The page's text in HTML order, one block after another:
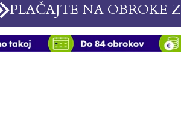
PLAČAJTE NA OBROKE